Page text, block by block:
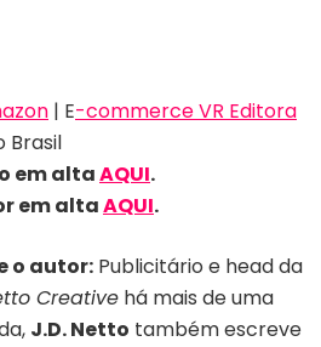
| E-commerce VR Editora
Brasil
em altaAQUI.
em altaAQUI.
o autor: Publicitário e head da
Creative há mais de uma
J.D. Netto também escreve